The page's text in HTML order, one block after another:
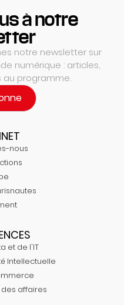
à notre
notre newsletter sur
numérique : articles,
au programme.
nous
et de l'IT
Intellectuelle
affaires